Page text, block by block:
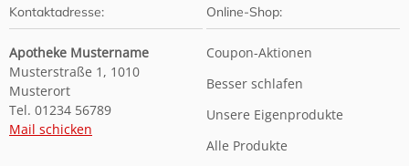
Kontaktadresse:
Apotheke Mustername
Musterstraße 1, 1010
Musterort
Tel. 01234 56789
Mail schicken
Online-Shop:
Coupon-Aktionen
Besser schlafen
Unsere Eigenprodukte
Alle Produkte